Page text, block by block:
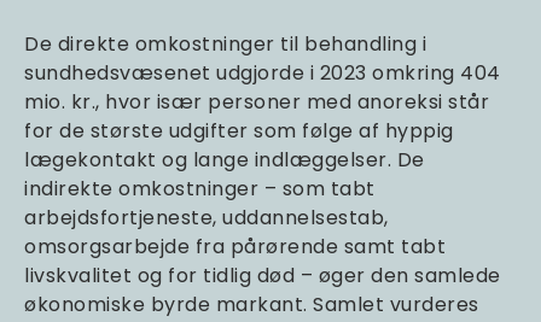
De direkte omkostninger til behandling i
sundhedsvæsenet udgjorde i 2023 omkring 404
mio. kr., hvor især personer med anoreksi står
for de største udgifter som følge af hyppig
lægekontakt og lange indlæggelser. De
indirekte omkostninger – som tabt
arbejdsfortjeneste, uddannelsestab,
omsorgsarbejde fra pårørende samt tabt
livskvalitet og for tidlig død – øger den samlede
økonomiske byrde markant. Samlet vurderes